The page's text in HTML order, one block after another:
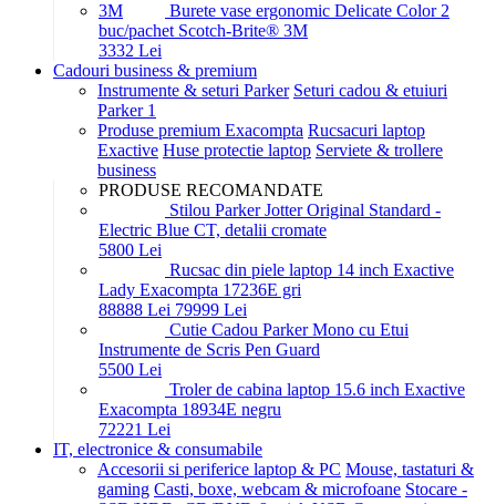
Burete vase ergonomic Delicate Color 2
buc/pachet Scotch-Brite® 3M
3332 Lei
Cadouri business & premium
Instrumente & seturi Parker Seturi cadou & etuiuri
Parker 1
Produse premium Exacompta Rucsacuri laptop
Exactive Huse protectie laptop Serviete & trollere
business
PRODUSE RECOMANDATE
Stilou Parker Jotter Original Standard -
Electric Blue CT, detalii cromate
5800 Lei
Rucsac din piele laptop 14 inch Exactive
Lady Exacompta 17236E gri
88888 Lei 79999 Lei
Cutie Cadou Parker Mono cu Etui
Instrumente de Scris Pen Guard
5500 Lei
Troler de cabina laptop 15.6 inch Exactive
Exacompta 18934E negru
72221 Lei
IT, electronice & consumabile
Accesorii si periferice laptop & PC Mouse, tastaturi &
gaming Casti, boxe, webcam & microfoane Stocare -